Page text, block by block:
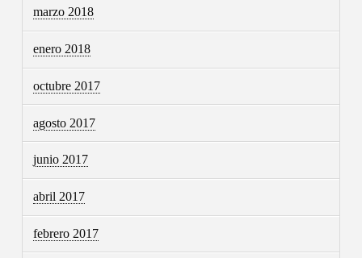
marzo 2018
enero 2018
octubre 2017
agosto 2017
junio 2017
abril 2017
febrero 2017